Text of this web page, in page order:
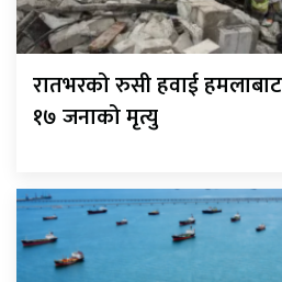
रातभरको रुसी हवाई हमलाबाट
१७ जनाको मृत्यु